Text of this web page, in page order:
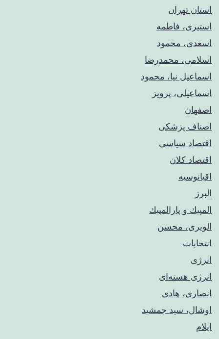
استان تهران
استیری، فاطمه
اسعدی، محمود
اسلامی، محمدرضا
اسماعیل نیا، محمود
اسماعیلی، پرویز
اصفهان
اصناف پزشکی
اقتصاد سیاسی
اقتصاد کلان
اقیانوسیه
البرز
المپيك و پارالمپيك
الویری، محسن
انتخابات
انرژی
انرژی هسته‌ای
انصاری، هادی
اوشال، سید جمشید
ایلام